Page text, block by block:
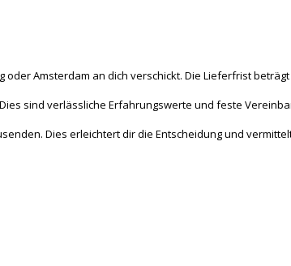
Amsterdam an dich ver­schickt. Die Lie­fer­frist be­trägt
sind ver­läss­li­che Er­fah­rungs­wer­te und fes­te
Dies erleichtert dir die Entscheidung und